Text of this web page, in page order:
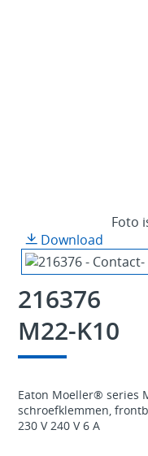
Foto
Download
216376
M22-K10
Eaton Moeller® series
schroefklemmen,
230 V 240 V 6 A